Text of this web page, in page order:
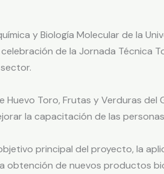
y Biología Molecular de la
de la Jornada Técnica
Toro, Frutas y Verduras
la capacitación de las
principal del proyecto, la
obtención de nuevos productos